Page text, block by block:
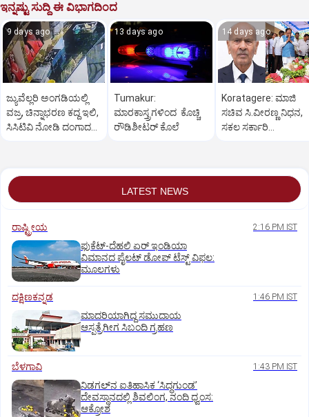
ಇನ್ನಷ್ಟು ಸುದ್ದಿ ಈ ವಿಭಾಗದಿಂದ
9 days ago
ಜ್ಯುವೆಲ್ಲರಿ ಅಂಗಡಿಯಲ್ಲಿ
ವಜ್ರ, ಚಿನ್ನಾಭರಣ ಕದ್ದ ಇಲಿ,
ಸಿಸಿಟಿವಿ ನೋಡಿ ದಂಗಾದ
13 days ago
Tumakur:
ಮಾರಕಾಸ್ತ್ರಗಳಿಂದ ಕೊಚ್ಚಿ
ರೌಡಿಶೀಟರ್ ಕೊಲೆ
14 days ago
Koratagere: ಮಾಜಿ
ಸಚಿವ ಸಿ.ವೀರಣ್ಣ ನಿಧನ,
ಸಕಲ ಸರ್ಕಾರಿ
LATEST NEWS
ರಾಷ್ಟ್ರೀಯ 2:16 PM IST
ಫುಕೆಟ್‌-ದೆಹಲಿ ಏರ್‌ ಇಂಡಿಯಾ
ವಿಮಾನದ ಪೈಲಟ್‌ ಡೋಪ್‌ ಟೆಸ್ಟ್‌ ವಿಫಲ:
ಮೂಲಗಳು
ದಕ್ಷಿಣಕನ್ನಡ 1:46 PM IST
ಮಾದರಿಯಾಗಿದ್ದ ಸಮುದಾಯ
ಆಸ್ಪತ್ರೆಗೀಗ ಸಿಬಂದಿ ಗ್ರಹಣ
ಬೆಳಗಾವಿ 1:43 PM IST
ನಿಡಗಲ್‌ನ ಐತಿಹಾಸಿಕ ‘ಸಿದ್ಧಗುಂಡ’
ದೇವಸ್ಥಾನದಲ್ಲಿ ಶಿವಲಿಂಗ, ನಂದಿ ಧ್ವಂಸ:
ಆಕ್ರೋಶ